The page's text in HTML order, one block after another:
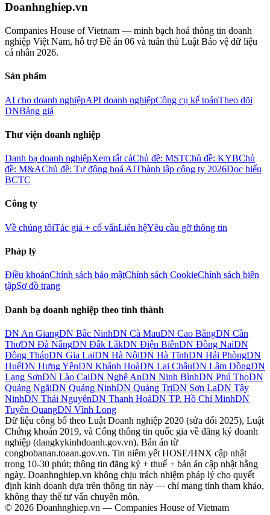
Doanhnghiep.vn
Companies House of Vietnam — minh bạch hoá thông tin doanh
nghiệp Việt Nam, hỗ trợ Đề án 06 và tuân thủ Luật Bảo vệ dữ liệu
cá nhân 2026.
Sản phẩm
AI cho doanh nghiệpAPI doanh nghiệpCông cụ kế toánTheo dõi
DNBảng giá
Thư viện doanh nghiệp
Danh bạ doanh nghiệpXem tất cảChủ đề: MSTChủ đề: KYBChủ
đề: M&AChủ đề: Tự động hoá AIThành lập công ty 2026Đọc hiểu
BCTC
Công ty
Về chúng tôiTác giả + cố vấnLiên hệYêu cầu gỡ thông tin
Pháp lý
Điều khoảnChính sách bảo mậtChính sách CookieChính sách biên
tậpSơ đồ trang
Danh bạ doanh nghiệp theo tỉnh thành
DN An GiangDN Bắc NinhDN Cà MauDN Cao BằngDN Cần
ThơDN Đà NẵngDN Đắk LắkDN Điện BiênDN Đồng NaiDN
Đồng ThápDN Gia LaiDN Hà NộiDN Hà TĩnhDN Hải PhòngDN
HuếDN Hưng YênDN Khánh HoàDN Lai ChâuDN Lâm ĐồngDN
Lạng SơnDN Lào CaiDN Nghệ AnDN Ninh BìnhDN Phú ThọDN
Quảng NgãiDN Quảng NinhDN Quảng TrịDN Sơn LaDN Tây
NinhDN Thái NguyênDN Thanh HoáDN TP. Hồ Chí MinhDN
Tuyên QuangDN Vĩnh Long
Dữ liệu công bố theo Luật Doanh nghiệp 2020 (sửa đổi 2025), Luật
Chứng khoán 2019, và Cổng thông tin quốc gia về đăng ký doanh
nghiệp (dangkykinhdoanh.gov.vn). Bản án từ
congbobanan.toaan.gov.vn. Tin niêm yết HOSE/HNX cập nhật
trong 10-30 phút; thông tin đăng ký + thuế + bản án cập nhật hằng
ngày. Doanhnghiep.vn không chịu trách nhiệm pháp lý cho quyết
định kinh doanh dựa trên thông tin này — chỉ mang tính tham khảo,
không thay thế tư vấn chuyên môn.
© 2026 Doanhnghiep.vn — Companies House of Vietnam